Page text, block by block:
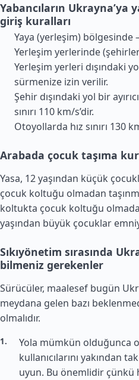
Yabancıların Ukrayna’ya
giriş kuralları
Yaya (yerleşim) bölgesinde
Yerleşim yerlerinde
Yerleşim yerleri dışındaki
sürmenize izin verilir.
Şehir dışındaki yol bir
sınırı 110 km/s’dir.
Otoyollarda hız sınırı 130
Arabada çocuk taşıma
Yasa, 12 yaşından küçük
çocuk koltuğu olmadan
koltukta çocuk koltuğu
yaşından büyük çocuklar
Sıkıyönetim sırasında
bilmeniz gerekenler
Sürücüler, maalesef bugün
meydana gelen bazı
olmalıdır.
Yola mümkün olduğunca
kullanıcılarını yakından
uyun. Bu önemlidir çünkü